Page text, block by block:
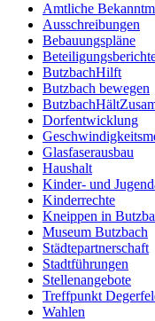
Amtliche
Ausschreibungen
Bebauungspläne
ButzbachHilft
Butzbach bewegen
Dorfentwicklung
Glasfaserausbau
Haushalt
Kinder- und
Kinderrechte
Kneippen in
Museum Butzbach
Städtepartnerschaft
Stadtführungen
Stellenangebote
Treffpunkt
Wahlen